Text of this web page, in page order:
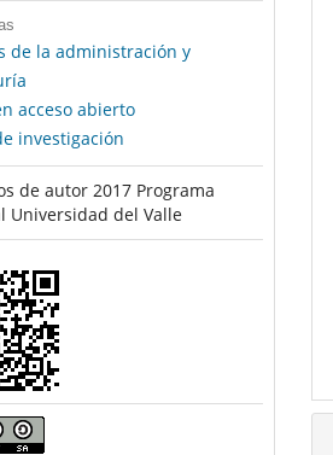
de la administración y
acceso abierto
investigación
de autor 2017 Programa
Universidad del Valle